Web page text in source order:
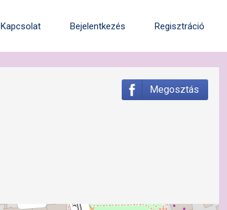
Kapcsolat Bejelentkezés Regisztráció
Megosztás